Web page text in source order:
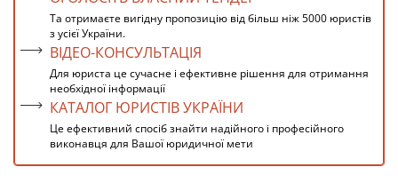
Та отримаєте вигідну пропозицію від більш ніж 5000 юристів
з усієї України.
ВІДЕО-КОНСУЛЬТАЦІЯ
Для юриста це сучасне і ефективне рішення для отримання
необхідної інформації
КАТАЛОГ ЮРИСТІВ УКРАЇНИ
Це ефективний спосіб знайти надійного і професійного
виконавця для Вашої юридичної мети